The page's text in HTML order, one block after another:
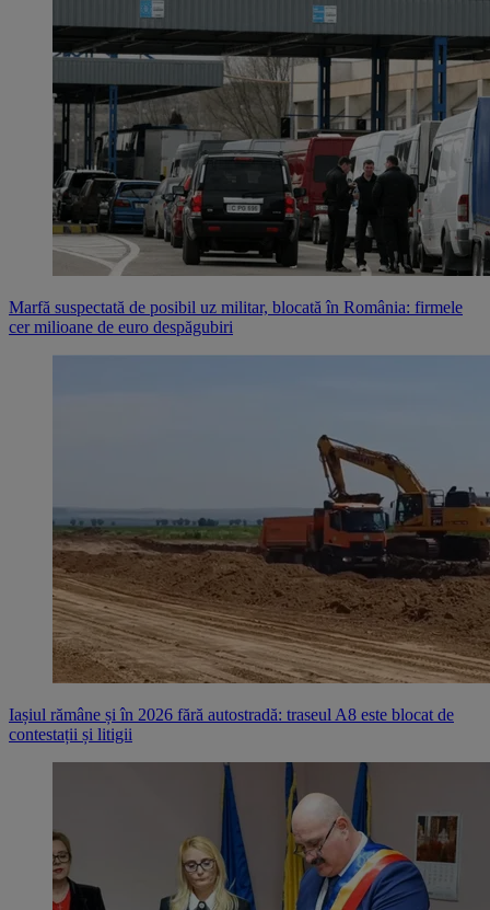
Marfă suspectată de posibil uz militar, blocată în România: firmele
cer milioane de euro despăgubiri
Iașiul rămâne și în 2026 fără autostradă: traseul A8 este blocat de
contestații și litigii